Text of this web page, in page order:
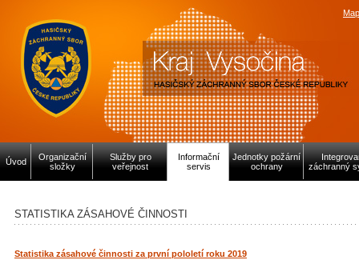
Úvod
Organizační
složky
Služby pro
veřejnost
Informační
servis
Jednotky požární
ochrany
záchranný
STATISTIKA ZÁSAHOVÉ ČINNOSTI
Statistika zásahové činnosti za první pololetí roku 2019